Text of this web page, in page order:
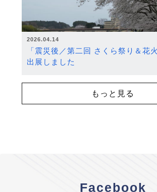
2026.04.14
「震災後／第二回 さくら祭り＆花
出展しました
もっと見る
Facebook